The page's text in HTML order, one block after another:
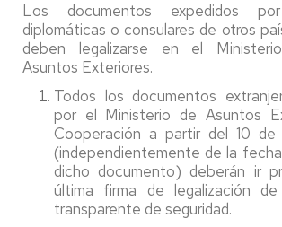
Los documentos expedidos
diplomáticas o consulares de otros
deben legalizarse en el
Asuntos Exteriores.
Todos los documentos
por el Ministerio de Asuntos
Cooperación a partir del 10 de
(independientemente de la
dicho documento) deberán ir
última firma de legalización
transparente de seguridad.